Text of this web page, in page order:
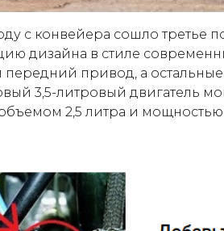
с конвейера сошло
дизайна в стиле
передний привод, а
3,5-литровый двигатель
2,5 литра и